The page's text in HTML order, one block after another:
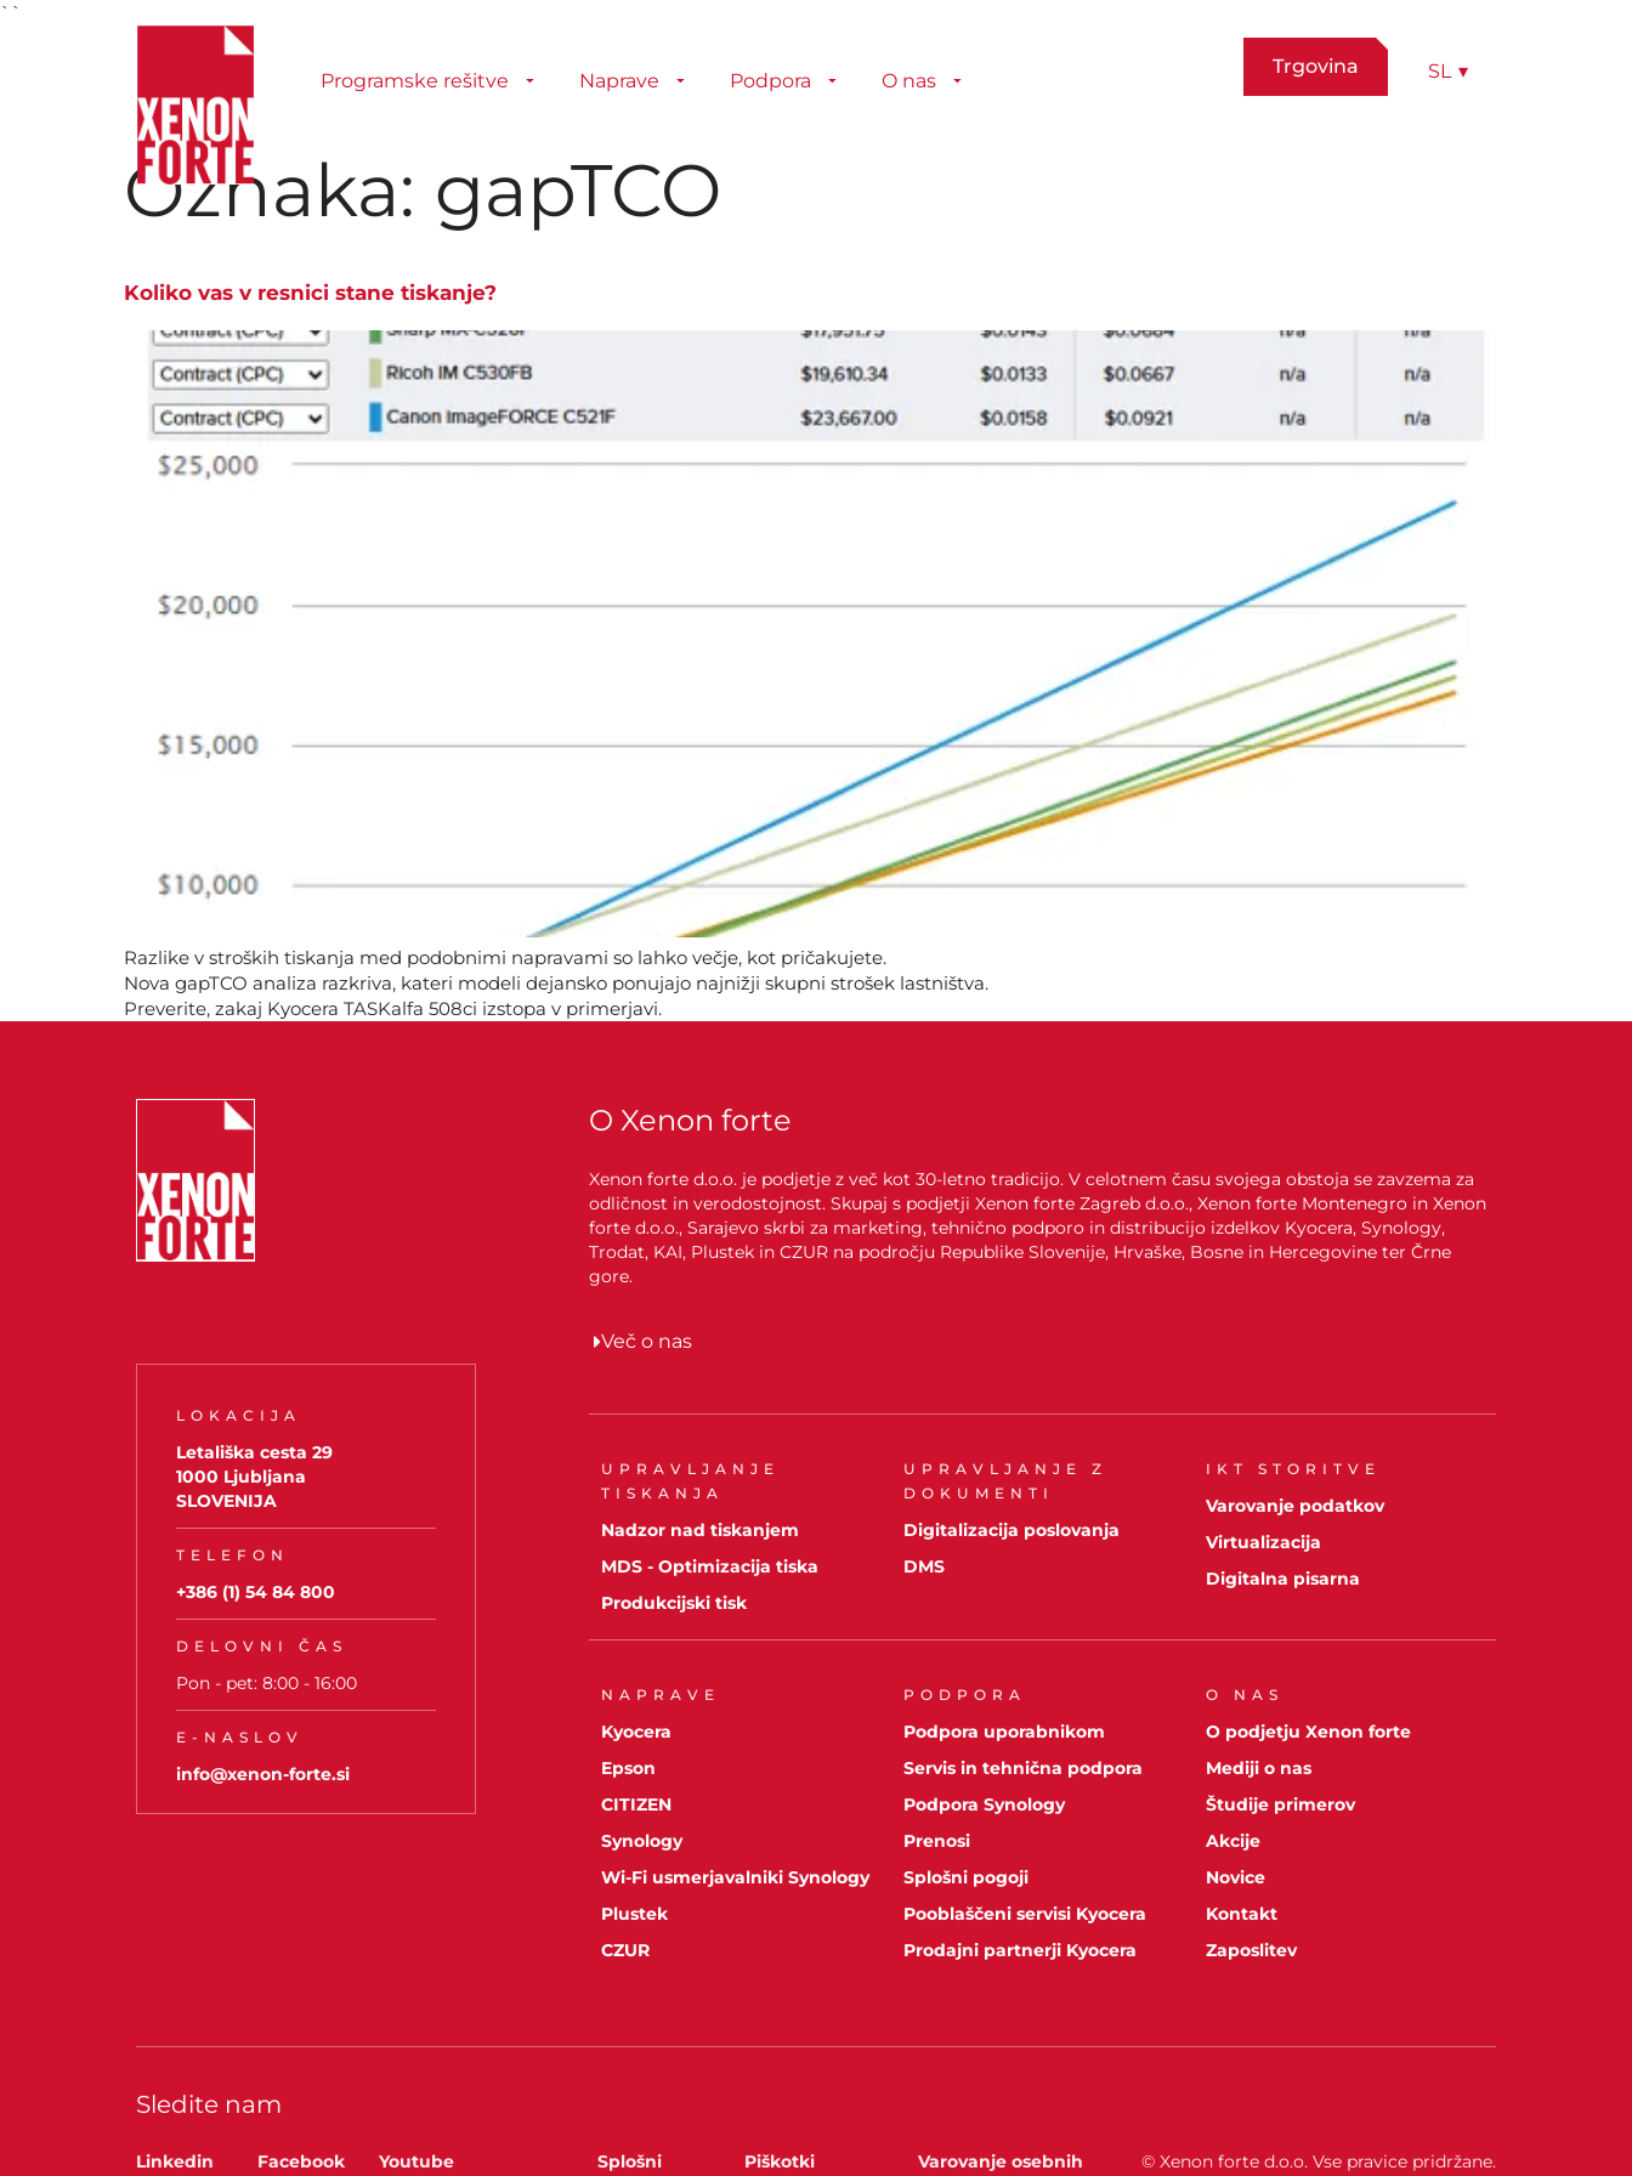
``
Programske rešitve Naprave Podpora O nas
Trgovina SL ▾
Oznaka: gapTCO
Koliko vas v resnici stane tiskanje?
Razlike v stroških tiskanja med podobnimi napravami so lahko večje, kot pričakujete.
Nova gapTCO analiza razkriva, kateri modeli dejansko ponujajo najnižji skupni strošek lastništva.
Preverite, zakaj Kyocera TASKalfa 508ci izstopa v primerjavi.
LOKACIJA
Letališka cesta 29
1000 Ljubljana
SLOVENIJA
TELEFON
+386 (1) 54 84 800
DELOVNI ČAS
Pon - pet: 8:00 - 16:00
E-NASLOV
info@xenon-forte.si
O Xenon forte
Xenon forte d.o.o. je podjetje z več kot 30-letno tradicijo. V celotnem času svojega obstoja se zavzema za
odličnost in verodostojnost. Skupaj s podjetji Xenon forte Zagreb d.o.o., Xenon forte Montenegro in Xenon
forte d.o.o., Sarajevo skrbi za marketing, tehnično podporo in distribucijo izdelkov Kyocera, Synology,
Trodat, KAI, Plustek in CZUR na področju Republike Slovenije, Hrvaške, Bosne in Hercegovine ter Črne
gore.
Več o nas
UPRAVLJANJE
TISKANJA
Nadzor nad tiskanjem
MDS - Optimizacija tiska
Produkcijski tisk
UPRAVLJANJE Z
DOKUMENTI
Digitalizacija poslovanja
DMS
IKT STORITVE
Varovanje podatkov
Virtualizacija
Digitalna pisarna
NAPRAVE
Kyocera
Epson
CITIZEN
Synology
Wi-Fi usmerjavalniki Synology
Plustek
CZUR
PODPORA
Podpora uporabnikom
Servis in tehnična podpora
Podpora Synology
Prenosi
Splošni pogoji
Pooblaščeni servisi Kyocera
Prodajni partnerji Kyocera
O NAS
O podjetju Xenon forte
Mediji o nas
Študije primerov
Akcije
Novice
Kontakt
Zaposlitev
Sledite nam
Linkedin Facebook Youtube Splošni Piškotki Varovanje osebnih © Xenon forte d.o.o. Vse pravice pridržane.